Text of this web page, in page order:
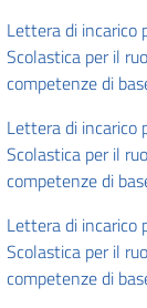
Lettera di incarico
Scolastica per il
competenze di
Lettera di incarico
Scolastica per il
competenze di
Lettera di incarico
Scolastica per il
competenze di